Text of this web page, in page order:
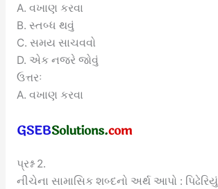
A. વખાણ કરવા
B. સ્તબ્ધ થવું
C. સમય સાચવવો
D. એક નજરે જોવું
ઉત્તરઃ
A. વખાણ કરવા
પ્રશ્ન 2.
નીચેના સામાસિક શબ્દનો અર્થ આપો : પિઢેરિયું